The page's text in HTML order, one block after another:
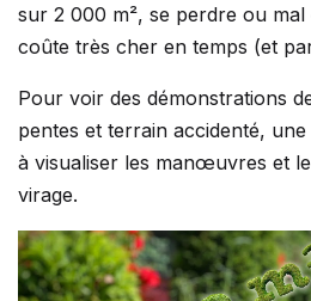
sur 2 000 m², se perdre ou
coûte très cher en temps (et
Pour voir des démonstrations
pentes et terrain accidenté,
à visualiser les manœuvres et
virage.